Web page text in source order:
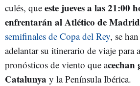
culés, que este jueves a las 21:00
enfrentarán al Atlético de Madrid
semifinales de Copa del Rey, se
adelantar su itinerario de viaje para
pronósticos de viento que acechan
Catalunya y la Península Ibérica.